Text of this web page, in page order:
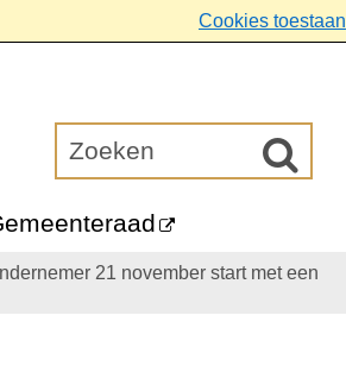
Cookies toestaan
21 november start met een